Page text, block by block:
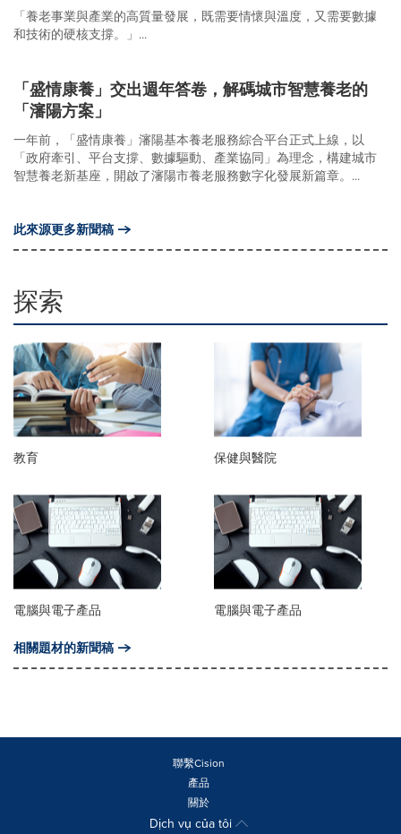
「養老事業與產業的高質量發展，既需要情懷與溫度，又需要數據
和技術的硬核支撐。」...
「盛情康養」交出週年答卷，解碼城市智慧養老的
「瀋陽方案」
一年前，「盛情康養」瀋陽基本養老服務綜合平台正式上線，以
「政府牽引、平台支撐、數據驅動、產業協同」為理念，構建城市
智慧養老新基座，開啟了瀋陽市養老服務數字化發展新篇章。...
此來源更多新聞稿
探索
教育 保健與醫院
電腦與電子產品 電腦與電子產品
相關題材的新聞稿
聯繫Cision
產品
關於
Dịch vụ của tôi